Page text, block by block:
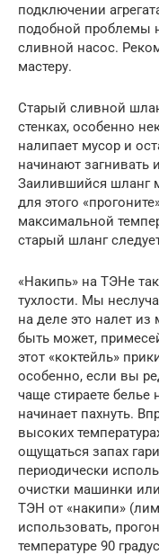
подключении
подобной проблемы
сливной насос.
мастеру.
Старый сливной
стенках, особенно
налипает мусор и
начинают загнивать
Заилившийся шланг
для этого
максимальной
старый шланг
«Накипь» на ТЭНе
тухлости. Мы
на деле это налет
быть может,
этот «коктейль»
особенно, если вы
чаще стираете белье
начинает пахнуть.
высоких
ощущаться запах
периодически
очистки машинки
ТЭН от «накипи»
использовать,
температуре 90